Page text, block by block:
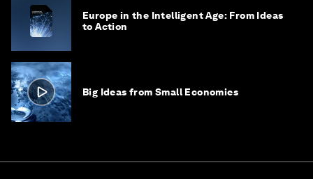
Europe in the Intelligent Age: From Ideas
to Action
Big Ideas from Small Economies